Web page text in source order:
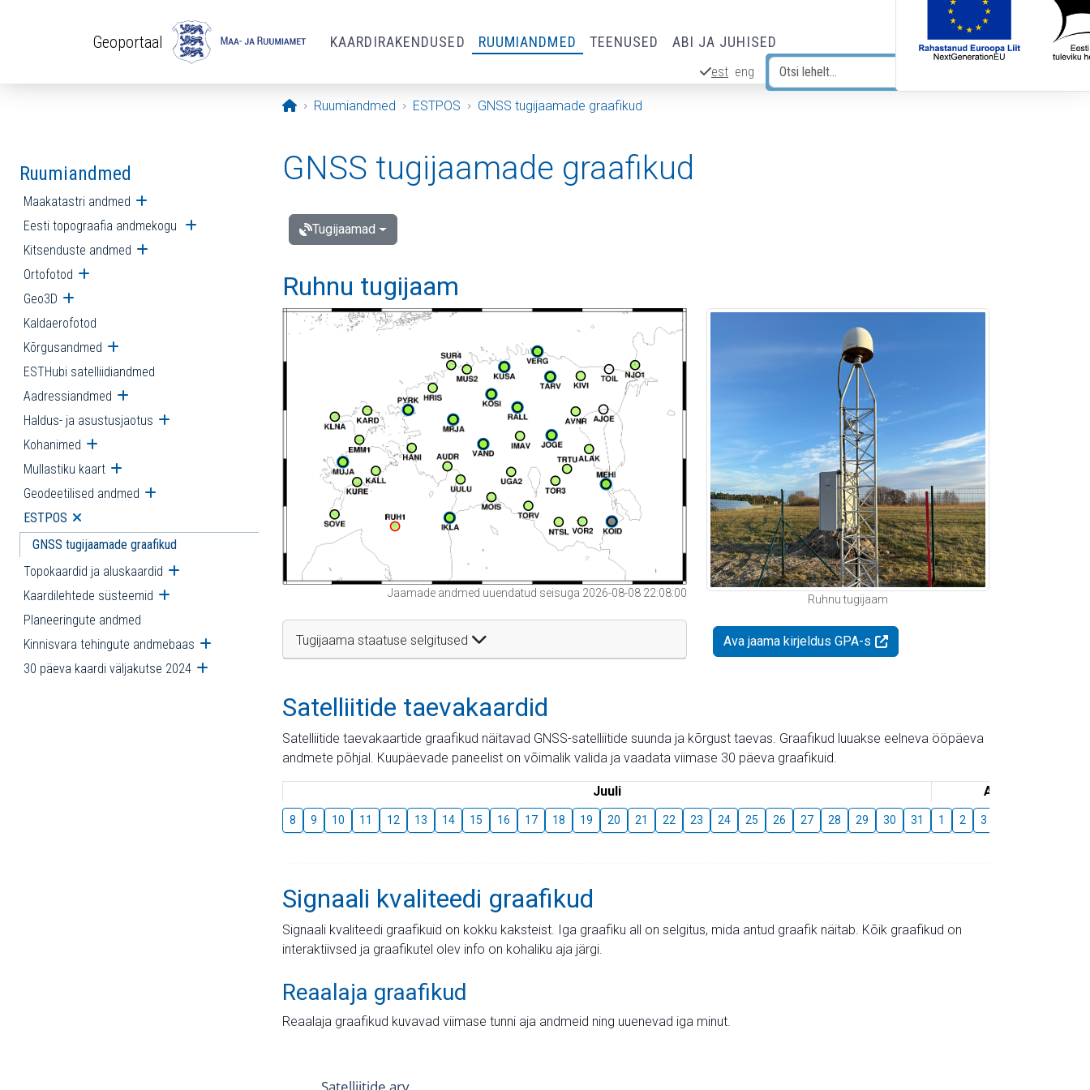
Geoportaal KAARDIRAKENDUSED RUUMIANDMED TEENUSED ABI JA JUHISED
est eng
Avaleht
Ruumiandmed ESTPOS GNSS tugijaamade graafikud
Ruumiandmed
Maakatastri andmed Ava alammenüü
Eesti topograafia andmekogu Ava alammenüü
Kitsenduste andmed Ava alammenüü
Ortofotod Ava alammenüü
Geo3D Ava alammenüü
Kaldaerofotod
Kõrgusandmed Ava alammenüü
ESTHubi satelliidiandmed
Aadressiandmed Ava alammenüü
Haldus- ja asustusjaotus Ava alammenüü
Kohanimed Ava alammenüü
Mullastiku kaart Ava alammenüü
Geodeetilised andmed Ava alammenüü
ESTPOS Ava alammenüü
GNSS tugijaamade graafikud
Topokaardid ja aluskaardid Ava alammenüü
Kaardilehtede süsteemid Ava alammenüü
Planeeringute andmed
Kinnisvara tehingute andmebaas Ava alammenüü
30 päeva kaardi väljakutse 2024 Ava alammenüü
GNSS tugijaamade graafikud
Tugijaamad
Ruhnu tugijaam
Jaamade andmed uuendatud seisuga 2026-08-08 22:08:00
Tugijaama staatuse selgitused
Ruhnu tugijaam
Ava jaama kirjeldus GPA-s
Satelliitide taevakaardid
Satelliitide taevakaartide graafikud näitavad GNSS-satelliitide suunda ja kõrgust taevas. Graafikud luuakse eelneva ööpäeva
andmete põhjal. Kuupäevade paneelist on võimalik valida ja vaadata viimase 30 päeva graafikuid.
Juuli August
8 9 10 11 12 13 14 15 16 17 18 19 20 21 22 23 24 25 26 27 28 29 30 31 1 2 3
Signaali kvaliteedi graafikud
Signaali kvaliteedi graafikuid on kokku kaksteist. Iga graafiku all on selgitus, mida antud graafik näitab. Kõik graafikud on
interaktiivsed ja graafikutel olev info on kohaliku aja järgi.
Reaalaja graafikud
Reaalaja graafikud kuvavad viimase tunni aja andmeid ning uuenevad iga minut.